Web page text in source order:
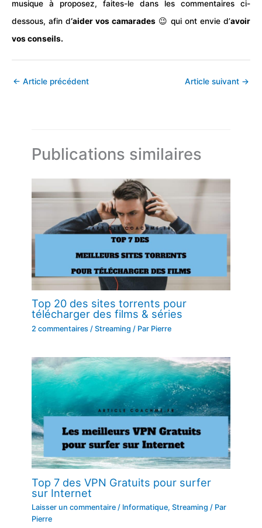
musique à proposez, faites-le dans les commentaires ci-
dessous, afin d‘aider vos camarades 😉 qui ont envie d’avoir
vos conseils.
← Article précédent Article suivant →
Publications similaires
Top 20 des sites torrents pour
télécharger des films & séries
2 commentaires /Streaming / Par Pierre
Top 7 des VPN Gratuits pour surfer
sur Internet
Laisser un commentaire / Informatique,Streaming / Par
Pierre